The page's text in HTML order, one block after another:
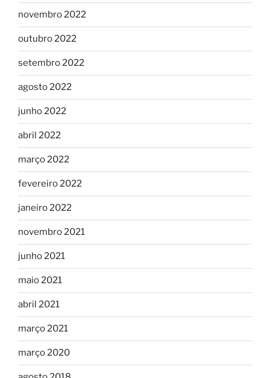
novembro 2022
outubro 2022
setembro 2022
agosto 2022
junho 2022
abril 2022
março 2022
fevereiro 2022
janeiro 2022
novembro 2021
junho 2021
maio 2021
abril 2021
março 2021
março 2020